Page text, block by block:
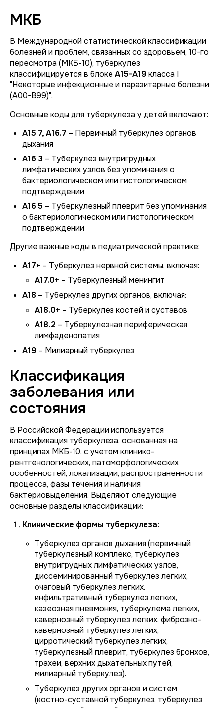
МКБ
В Международной статистической классификации
болезней и проблем, связанных со здоровьем, 10-го
пересмотра (МКБ-10), туберкулез
классифицируется в блоке А15-А19 класса I
"Некоторые инфекционные и паразитарные болезни
(A00-B99)".
Основные коды для туберкулеза у детей включают:
A15.7, А16.7 – Первичный туберкулез органов
дыхания
A16.3 – Туберкулез внутригрудных
лимфатических узлов без упоминания о
бактериологическом или гистологическом
подтверждении
A16.5 – Туберкулезный плеврит без упоминания
о бактериологическом или гистологическом
подтверждении
Другие важные коды в педиатрической практике:
A17+ – Туберкулез нервной системы, включая:
A17.0+ – Туберкулезный менингит
A18 – Туберкулез других органов, включая:
A18.0+ – Туберкулез костей и суставов
A18.2 – Туберкулезная периферическая
лимфаденопатия
A19 – Милиарный туберкулез
Классификация
заболевания или
состояния
В Российской Федерации используется
классификация туберкулеза, основанная на
принципах МКБ-10, с учетом клинико-
рентгенологических, патоморфологических
особенностей, локализации, распространенности
процесса, фазы течения и наличия
бактериовыделения. Выделяют следующие
основные разделы классификации:
Клинические формы туберкулеза:
Туберкулез органов дыхания (первичный
туберкулезный комплекс, туберкулез
внутригрудных лимфатических узлов,
диссеминированный туберкулез легких,
очаговый туберкулез легких,
инфильтративный туберкулез легких,
казеозная пневмония, туберкулема легких,
кавернозный туберкулез легких, фиброзно-
кавернозный туберкулез легких,
цирротический туберкулез легких,
туберкулезный плеврит, туберкулез бронхов,
трахеи, верхних дыхательных путей,
милиарный туберкулез).
Туберкулез других органов и систем
(костно-суставной туберкулез, туберкулез